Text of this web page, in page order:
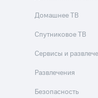
Домашнее ТВ
Спутниковое ТВ
Сервисы и
Развлечения
Безопасность